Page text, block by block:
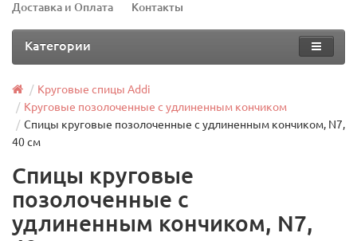
Доставка и Оплата
Контакты
Категории
Круговые спицы Addi
Круговые позолоченные с удлиненным кончиком
Спицы круговые позолоченные с удлиненным кончиком, N7,
40 см
Спицы круговые
позолоченные с
удлиненным кончиком, N7,